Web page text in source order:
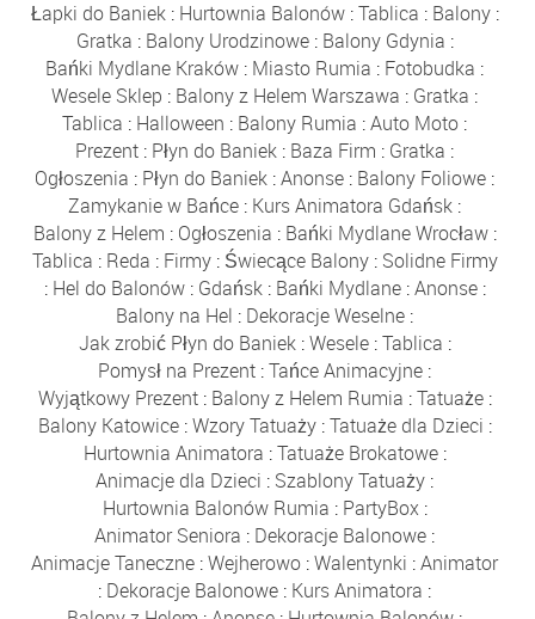
Łapki do Baniek: Hurtownia Balonów:Tablica : Balony:
Gratka : Balony Urodzinowe: Balony Gdynia :
Bańki Mydlane Kraków : Miasto Rumia : Fotobudka :
Wesele Sklep : Balony z Helem Warszawa : Gratka :
Tablica : Halloween : Balony Rumia :Auto Moto :
Prezent : Płyn do Baniek : Baza Firm : Gratka :
Ogłoszenia : Płyn do Baniek :Anonse : Balony Foliowe :
Zamykanie w Bańce : Kurs Animatora Gdańsk :
Balony z Helem : Ogłoszenia : Bańki Mydlane Wrocław:
Tablica : Reda : Firmy: Świecące Balony: Solidne Firmy
: Hel do Balonów: Gdańsk: Bańki Mydlane:Anonse:
Balony na Hel : Dekoracje Weselne :
Jak zrobić Płyn do Baniek:Wesele:Tablica :
Pomysł na Prezent :Tańce Animacyjne :
Wyjątkowy Prezent: Balony z Helem Rumia :Tatuaże:
Balony Katowice:Wzory Tatuaży:Tatuaże dla Dzieci :
Hurtownia Animatora :Tatuaże Brokatowe:
Animacje dla Dzieci : Szablony Tatuaży :
Hurtownia Balonów Rumia : PartyBox:
Animator Seniora : Dekoracje Balonowe :
Animacje Taneczne :Wejherowo :Walentynki :Animator
: Dekoracje Balonowe : Kurs Animatora :